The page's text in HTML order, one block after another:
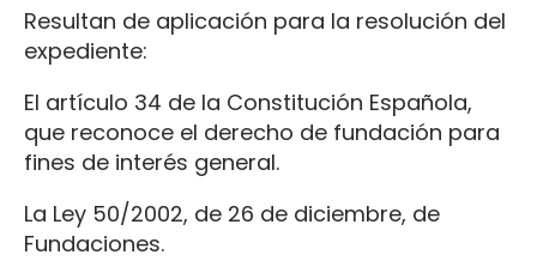
Resultan de aplicación para la resolución del
expediente:
El artículo 34 de la Constitución Española,
que reconoce el derecho de fundación para
fines de interés general.
La Ley 50/2002, de 26 de diciembre, de
Fundaciones.